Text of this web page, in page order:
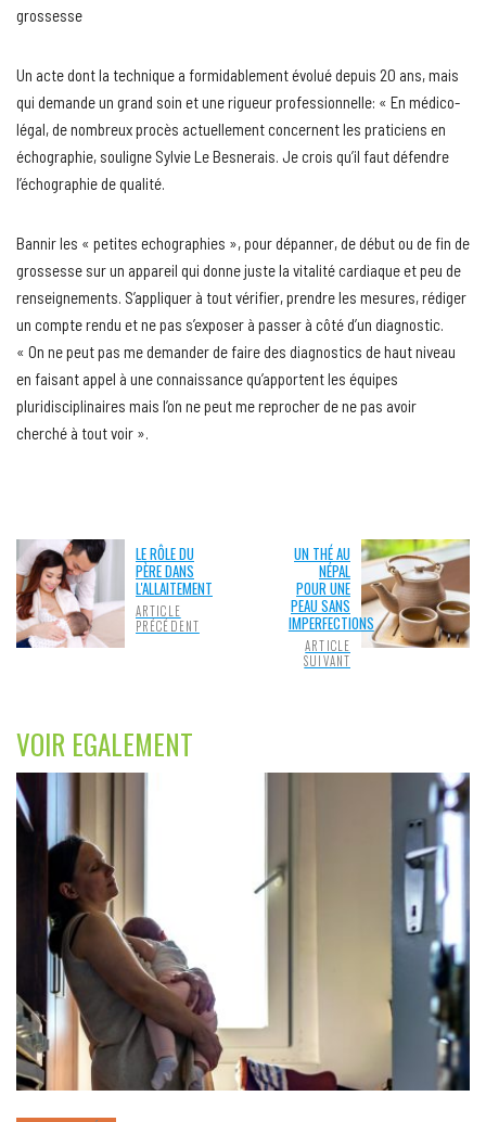
grossesse
Un acte dont la technique a formidablement évolué depuis 20 ans, mais
qui demande un grand soin et une rigueur professionnelle: « En médico-
légal, de nombreux procès actuellement concernent les praticiens en
échographie, souligne Sylvie Le Besnerais. Je crois qu’il faut défendre
l’échographie de qualité.
Bannir les « petites echographies », pour dépanner, de début ou de fin de
grossesse sur un appareil qui donne juste la vitalité cardiaque et peu de
renseignements. S’appliquer à tout vérifier, prendre les mesures, rédiger
un compte rendu et ne pas s’exposer à passer à côté d’un diagnostic.
« On ne peut pas me demander de faire des diagnostics de haut niveau
en faisant appel à une connaissance qu’apportent les équipes
pluridisciplinaires mais l’on ne peut me reprocher de ne pas avoir
cherché à tout voir ».
LE RÔLE DU
PÈRE DANS
L'ALLAITEMENT
ARTICLE
PRÉCÉDENT
UN THÉ AU
NÉPAL
POUR UNE
PEAU SANS
IMPERFECTIONS
ARTICLE
SUIVANT
VOIR EGALEMENT